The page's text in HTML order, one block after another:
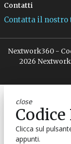
Contatti
Contatta il
Nextwork360 -
2026
close
Codice
Clicca sul
appunti.